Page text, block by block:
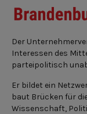
Der
Interessen des
parteipolitisch
Er bildet ein
baut Brücken für
Wissenschaft,